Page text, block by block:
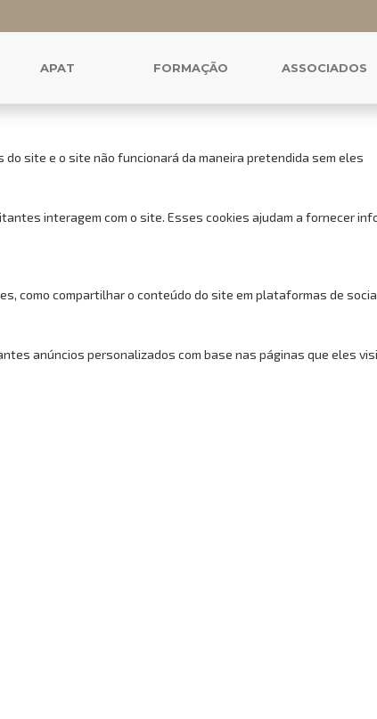
cookies para este website.
para lhe oferecer uma boa experiência de
site e o site não funcionará da maneira pretendida sem eles
interagem com o site. Esses cookies ajudam a fornecer
como compartilhar o conteúdo do site em plataformas de
anúncios personalizados com base nas páginas que eles
APAT FORMAÇÃO ASSOCIADOS